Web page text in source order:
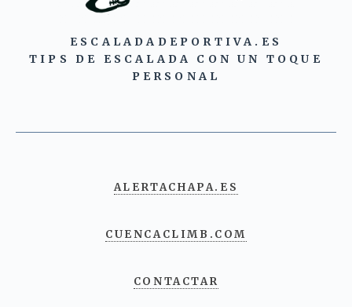
ESCALADADEPORTIVA.ES
TIPS DE ESCALADA CON UN TOQUE
PERSONAL
ALERTACHAPA.ES
CUENCACLIMB.COM
CONTACTAR